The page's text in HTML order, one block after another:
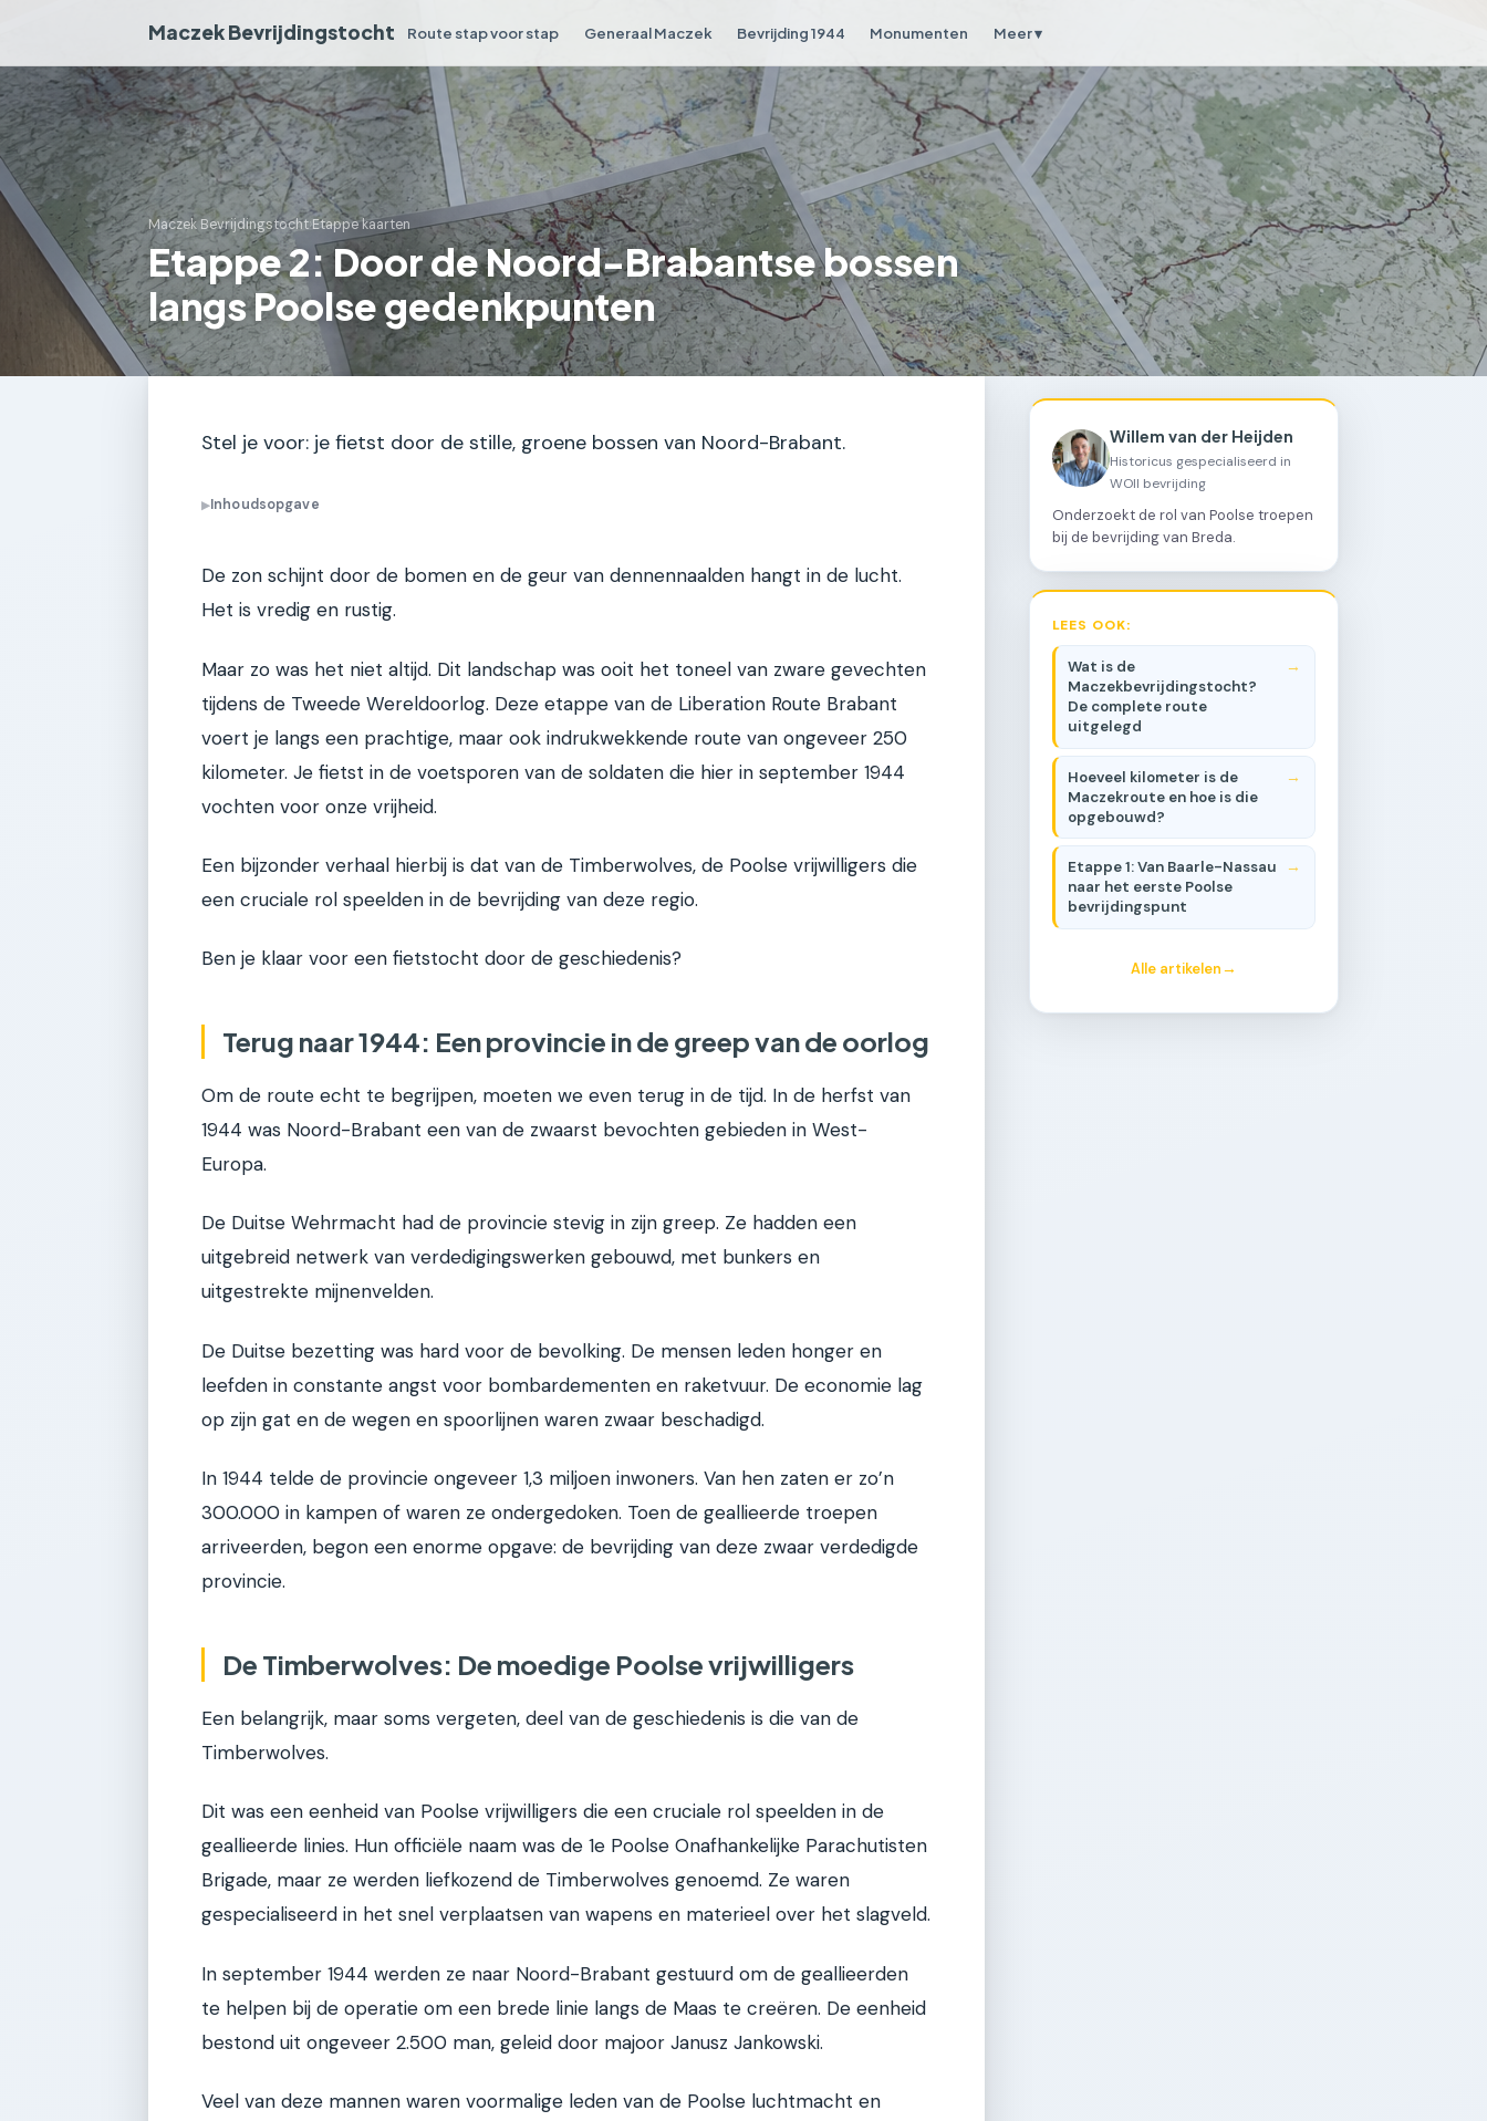
Maczek Bevrijdingstocht Route stap voor stap Generaal Maczek Bevrijding 1944 Monumenten Meer ▾
Maczek Bevrijdingstocht›Etappe kaarten
Etappe 2: Door de Noord-Brabantse bossen
langs Poolse gedenkpunten
Stel je voor: je fietst door de stille, groene bossen van Noord-Brabant.
▶Inhoudsopgave
De zon schijnt door de bomen en de geur van dennennaalden hangt in de lucht.
Het is vredig en rustig.
Maar zo was het niet altijd. Dit landschap was ooit het toneel van zware gevechten
tijdens de Tweede Wereldoorlog. Deze etappe van de Liberation Route Brabant
voert je langs een prachtige, maar ook indrukwekkende route van ongeveer 250
kilometer. Je fietst in de voetsporen van de soldaten die hier in september 1944
vochten voor onze vrijheid.
Een bijzonder verhaal hierbij is dat van de Timberwolves, de Poolse vrijwilligers die
een cruciale rol speelden in de bevrijding van deze regio.
Ben je klaar voor een fietstocht door de geschiedenis?
Terug naar 1944: Een provincie in de greep van de oorlog
Om de route echt te begrijpen, moeten we even terug in de tijd. In de herfst van
1944 was Noord-Brabant een van de zwaarst bevochten gebieden in West-
Europa.
De Duitse Wehrmacht had de provincie stevig in zijn greep. Ze hadden een
uitgebreid netwerk van verdedigingswerken gebouwd, met bunkers en
uitgestrekte mijnenvelden.
De Duitse bezetting was hard voor de bevolking. De mensen leden honger en
leefden in constante angst voor bombardementen en raketvuur. De economie lag
op zijn gat en de wegen en spoorlijnen waren zwaar beschadigd.
In 1944 telde de provincie ongeveer 1,3 miljoen inwoners. Van hen zaten er zo’n
300.000 in kampen of waren ze ondergedoken. Toen de geallieerde troepen
arriveerden, begon een enorme opgave: de bevrijding van deze zwaar verdedigde
provincie.
De Timberwolves: De moedige Poolse vrijwilligers
Een belangrijk, maar soms vergeten, deel van de geschiedenis is die van de
Timberwolves.
Dit was een eenheid van Poolse vrijwilligers die een cruciale rol speelden in de
geallieerde linies. Hun officiële naam was de 1e Poolse Onafhankelijke Parachutisten
Brigade, maar ze werden liefkozend de Timberwolves genoemd. Ze waren
gespecialiseerd in het snel verplaatsen van wapens en materieel over het slagveld.
In september 1944 werden ze naar Noord-Brabant gestuurd om de geallieerden
te helpen bij de operatie om een brede linie langs de Maas te creëren. De eenheid
bestond uit ongeveer 2.500 man, geleid door majoor Janusz Jankowski.
Veel van deze mannen waren voormalige leden van de Poolse luchtmacht en
Willem van der Heijden
Historicus gespecialiseerd in
WOII bevrijding
Onderzoekt de rol van Poolse troepen
bij de bevrijding van Breda.
LEES OOK:
Wat is de
Maczekbevrijdingstocht?
De complete route
uitgelegd
Hoeveel kilometer is de
Maczekroute en hoe is die
opgebouwd?
Etappe 1: Van Baarle-Nassau
naar het eerste Poolse
bevrijdingspunt
Alle artikelen